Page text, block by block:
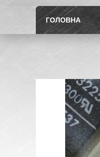
ГОЛОВНА